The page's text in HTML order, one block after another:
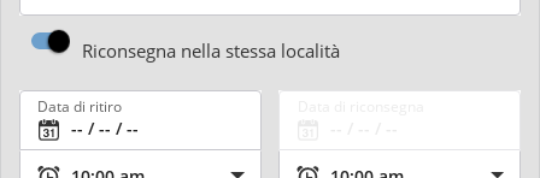
Riconsegna nella stessa località
Data di ritiro